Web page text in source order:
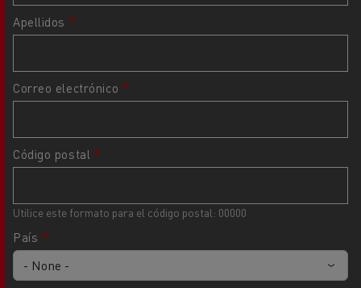
Apellidos
Correo electrónico
Código postal
Utilice este formato para el código postal: 00000
País